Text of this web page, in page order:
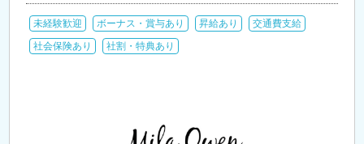
未経験歓迎 ボーナス・賞与あり 昇給あり
交通費支給
社会保険あり
社割・特典あり